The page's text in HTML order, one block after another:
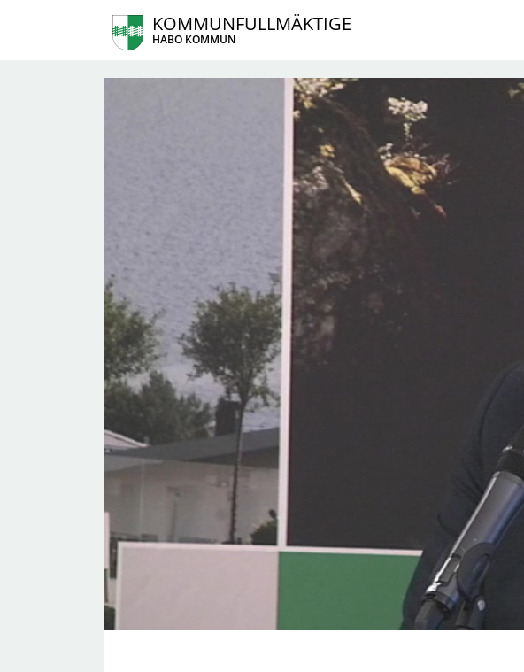
KOMMUNFULLMÄKTIGE
HABO KOMMUN